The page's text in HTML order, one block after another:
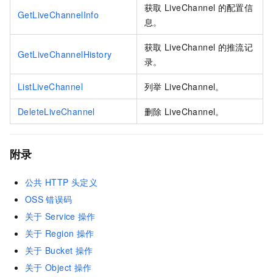
GetLiveChannelInfo
获取 LiveChannel 的配置信
息。
GetLiveChannelHistory
获取 LiveChannel 的推流记
录。
ListLiveChannel 列举 LiveChannel。
DeleteLiveChannel 删除 LiveChannel。
附录
公共 HTTP 头定义
OSS 错误码
关于 Service 操作
关于 Region 操作
关于 Bucket 操作
关于 Object 操作